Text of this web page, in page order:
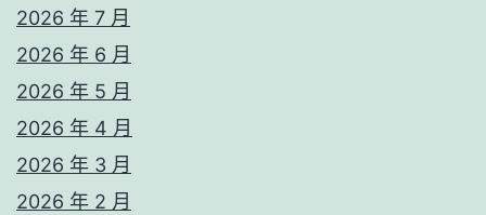
2026 年 7 月
2026 年 6 月
2026 年 5 月
2026 年 4 月
2026 年 3 月
2026 年 2 月